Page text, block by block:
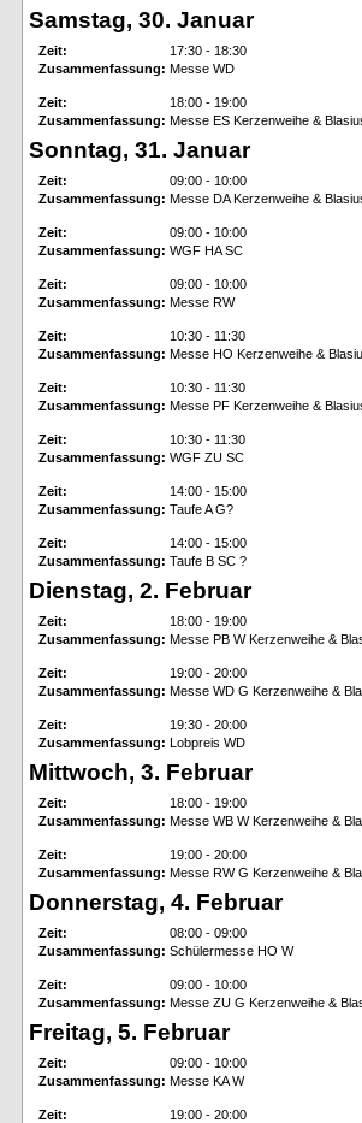
Samstag, 30. Januar
Zeit:
17:30 - 18:30
Zusammenfassung: Messe WD
Zeit:
18:00 - 19:00
Zusammenfassung: Messe ES Kerzenweihe &
Sonntag, 31. Januar
Zeit:
09:00 - 10:00
Zusammenfassung: Messe DA Kerzenweihe &
Zeit:
09:00 - 10:00
Zusammenfassung: WGF HA SC
Zeit:
09:00 - 10:00
Zusammenfassung: Messe RW
Zeit:
10:30 - 11:30
Zusammenfassung: Messe HO Kerzenweihe &
Zeit:
10:30 - 11:30
Zusammenfassung: Messe PF Kerzenweihe &
Zeit:
10:30 - 11:30
Zusammenfassung: WGF ZU SC
Zeit:
14:00 - 15:00
Zusammenfassung: Taufe A G?
Zeit:
14:00 - 15:00
Zusammenfassung: Taufe B SC ?
Dienstag, 2. Februar
Zeit:
18:00 - 19:00
Zusammenfassung: Messe PB W Kerzenweihe &
Zeit:
19:00 - 20:00
Zusammenfassung: Messe WD G Kerzenweihe &
Zeit:
19:30 - 20:00
Zusammenfassung: Lobpreis WD
Mittwoch, 3. Februar
Zeit:
18:00 - 19:00
Zusammenfassung: Messe WB W Kerzenweihe &
Zeit:
19:00 - 20:00
Zusammenfassung: Messe RW G Kerzenweihe &
Donnerstag, 4. Februar
Zeit:
08:00 - 09:00
Zusammenfassung: Schülermesse HO W
Zeit:
09:00 - 10:00
Zusammenfassung: Messe ZU G Kerzenweihe &
Freitag, 5. Februar
Zeit:
09:00 - 10:00
Zusammenfassung: Messe KA W
Zeit:
19:00 - 20:00